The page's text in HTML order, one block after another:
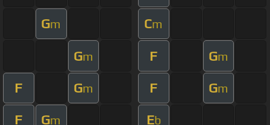
Gm Cm
Gm F Gm
F Gm F Gm
F Gm Eb